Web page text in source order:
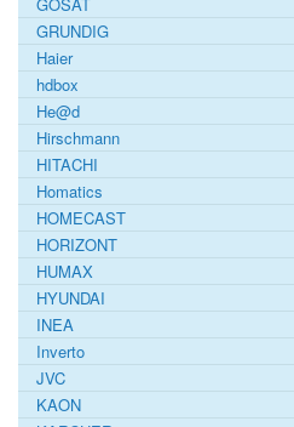
GRUNDIG
Haier
hdbox
He@d
Hirschmann
HITACHI
Homatics
HOMECAST
HORIZONT
HUMAX
HYUNDAI
INEA
Inverto
JVC
KAON